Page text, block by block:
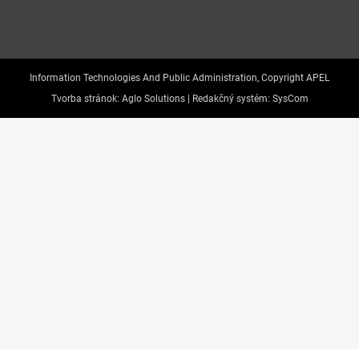
Information Technologies And Public Administration, Copyright APEL
Tvorba stránok: Aglo Solutions | Redakčný systém: SysCom